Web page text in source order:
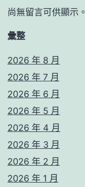
尚無留言可供顯示。
彙整
2026 年 8 月
2026 年 7 月
2026 年 6 月
2026 年 5 月
2026 年 4 月
2026 年 3 月
2026 年 2 月
2026 年 1 月